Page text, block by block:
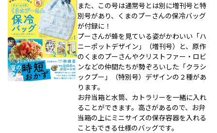
また、この号は通常号とは別に増刊号と特
別号があり、くまのプーさんの保冷バッグ
が付録に！
プーさんが蜂を見ている姿がかわいい「ハ
ニーポットデザイン」（増刊号）と、原作
のくまのプーさんやクリストファー・ロビ
ンなどの仲間たちが勢ぞろいした「クラシ
ックプー」（特別号）デザインの２種があ
ります。
お弁当箱と水筒、カトラリーを一緒に入れ
ることができます。高さがあるので、お弁
当箱の上にミニサイズの保存容器を入れる
こともできる仕様のバッグです。